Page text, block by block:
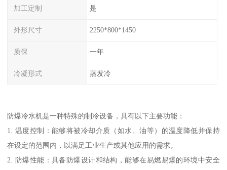
加工定制 是
外形尺寸 2250*800*1450
质保 一年
冷凝形式 蒸发冷
防爆冷水机是一种特殊的制冷设备，具有以下主要功能：
1. 温度控制：能够将被冷却介质（如水、油等）的温度降低并保持
在设定的范围内，以满足工业生产或其他应用的需求。
2. 防爆性能：具备防爆设计和结构，能够在易燃易爆的环境中安全